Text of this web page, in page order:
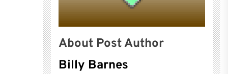
About Post Author
Billy Barnes